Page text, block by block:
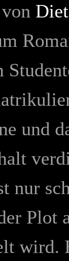
und
nur
Plot
wird.